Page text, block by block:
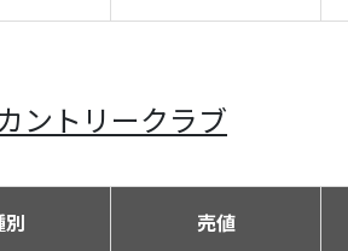
ントリークラブ
別 売値